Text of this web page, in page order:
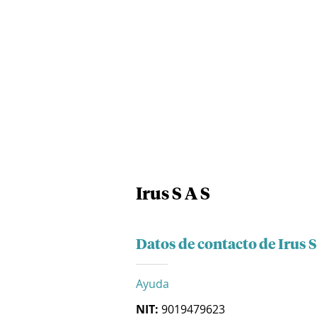
Irus S A S
Datos de contacto de Irus S
Ayuda
NIT: 9019479623